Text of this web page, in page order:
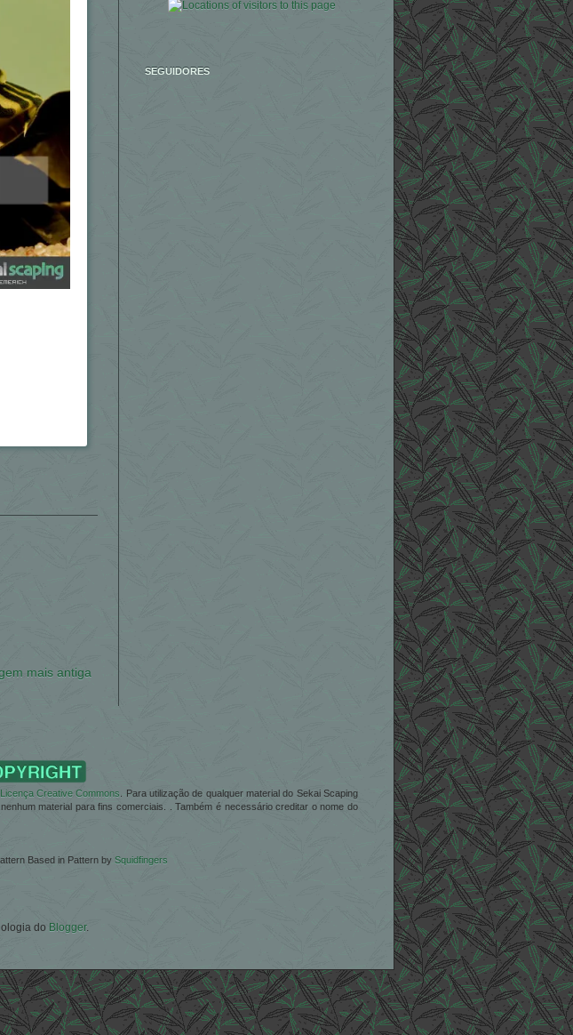
mais antiga
SEGUIDORES
Licença Creative Commons
. Para utilização de qualquer material do Sekai Scaping
material para fins comerciais. . Também é necessário creditar o nome do
Based in Pattern by Squidfingers
do Blogger.